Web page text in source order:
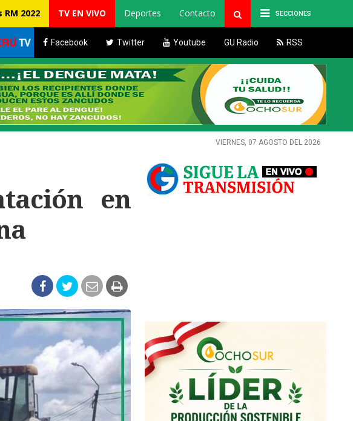
SECCIONES
RM 2022 TV EN VIVO Deportes Contacto
Facebook Twitter Youtube GU Radio RSS
VIERNES, 07 AGOSTO DEL 2026
en